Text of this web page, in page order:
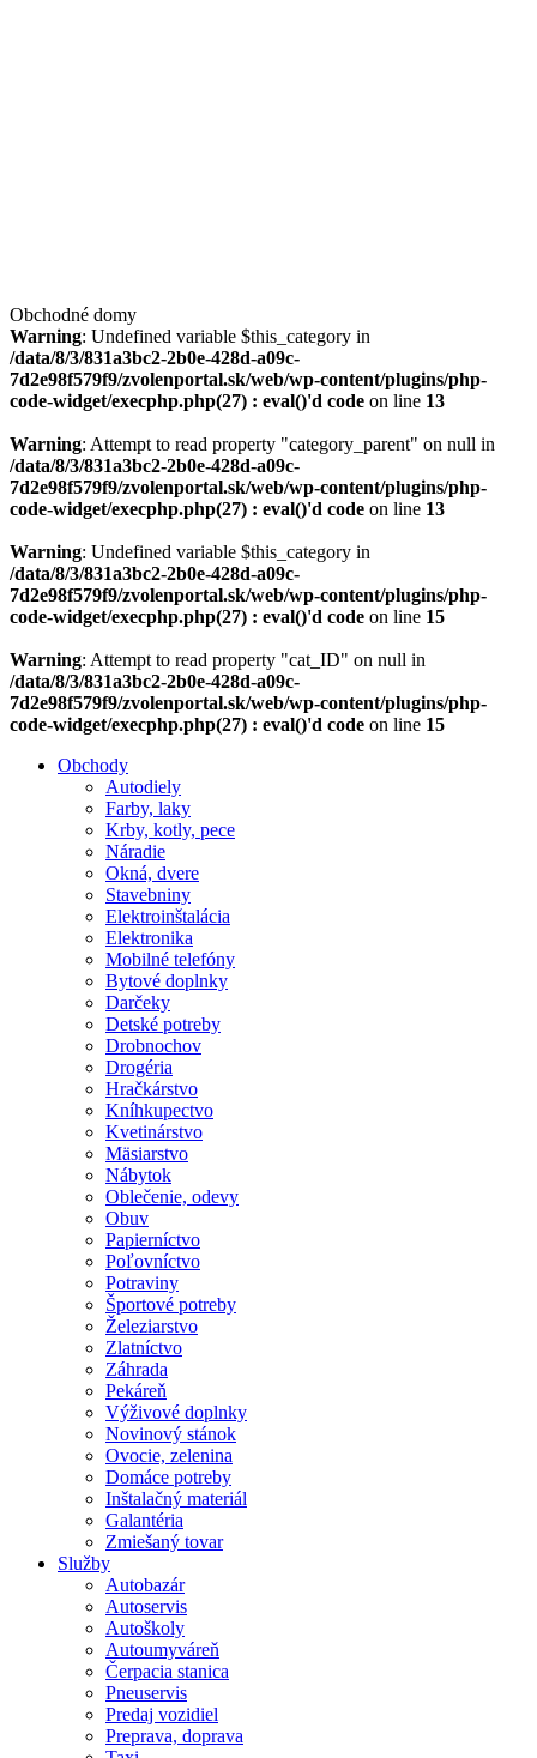
Obchodné domy
Warning: Undefined variable $this_category in
/data/8/3/831a3bc2-2b0e-428d-a09c-
7d2e98f579f9/zvolenportal.sk/web/wp-content/plugins/php-
code-widget/execphp.php(27) : eval()'d code on line 13
Warning: Attempt to read property "category_parent" on null in
/data/8/3/831a3bc2-2b0e-428d-a09c-
7d2e98f579f9/zvolenportal.sk/web/wp-content/plugins/php-
code-widget/execphp.php(27) : eval()'d code on line 13
Warning: Undefined variable $this_category in
/data/8/3/831a3bc2-2b0e-428d-a09c-
7d2e98f579f9/zvolenportal.sk/web/wp-content/plugins/php-
code-widget/execphp.php(27) : eval()'d code on line 15
Warning: Attempt to read property "cat_ID" on null in
/data/8/3/831a3bc2-2b0e-428d-a09c-
7d2e98f579f9/zvolenportal.sk/web/wp-content/plugins/php-
code-widget/execphp.php(27) : eval()'d code on line 15
Obchody
Autodiely
Farby, laky
Krby, kotly, pece
Náradie
Okná, dvere
Stavebniny
Elektroinštalácia
Elektronika
Mobilné telefóny
Bytové doplnky
Darčeky
Detské potreby
Drobnochov
Drogéria
Hračkárstvo
Kníhkupectvo
Kvetinárstvo
Mäsiarstvo
Nábytok
Oblečenie, odevy
Obuv
Papierníctvo
Poľovníctvo
Potraviny
Športové potreby
Železiarstvo
Zlatníctvo
Záhrada
Pekáreň
Výživové doplnky
Novinový stánok
Ovocie, zelenina
Domáce potreby
Inštalačný materiál
Galantéria
Zmiešaný tovar
Služby
Autobazár
Autoservis
Autoškoly
Autoumyváreň
Čerpacia stanica
Pneuservis
Predaj vozidiel
Preprava, doprava